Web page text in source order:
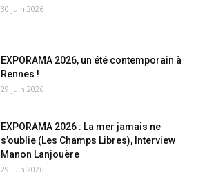
30 juin 2026
EXPORAMA 2026, un été contemporain à
Rennes !
29 juin 2026
EXPORAMA 2026 : La mer jamais ne
s’oublie (Les Champs Libres), Interview
Manon Lanjouère
29 juin 2026